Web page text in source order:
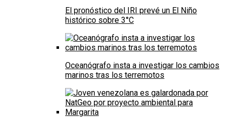
El pronóstico del IRI prevé un El Niño
histórico sobre 3°C
Oceanógrafo insta a investigar los cambios
marinos tras los terremotos